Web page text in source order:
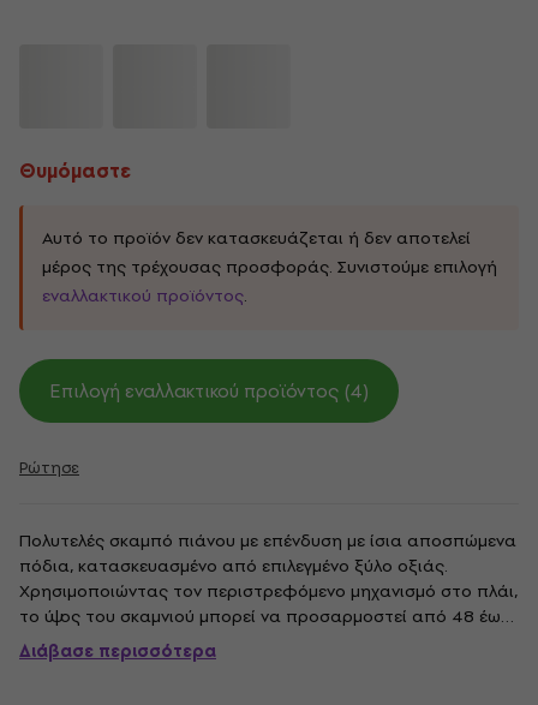
Θυμόμαστε
Αυτό το προϊόν δεν κατασκευάζεται ή δεν αποτελεί
μέρος της τρέχουσας προσφοράς. Συνιστούμε επιλογή
εναλλακτικού προϊόντος.
Επιλογή εναλλακτικού προϊόντος (4)
Ρώτησε
Πολυτελές σκαμπό πιάνου με επένδυση με ίσια αποσπώμενα
πόδια, κατασκευασμένο από επιλεγμένο ξύλο οξιάς.
Χρησιμοποιώντας τον περιστρεφόμενο μηχανισμό στο πλάι,
το ύψος του σκαμνιού μπορεί να προσαρμοστεί από 48 έως
58 cm. Το κάθισμα του σκαμπό είναι επίσης αποσπώμενο.
Διάβασε περισσότερα